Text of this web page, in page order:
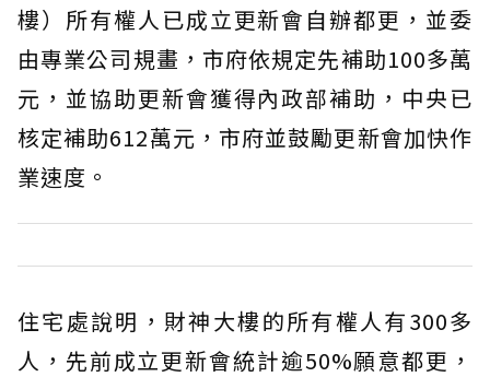
樓）所有權人已成立更新會自辦都更，並委
由專業公司規畫，市府依規定先補助100多萬
元，並協助更新會獲得內政部補助，中央已
核定補助612萬元，市府並鼓勵更新會加快作
業速度。
住宅處說明，財神大樓的所有權人有300多
人，先前成立更新會統計逾50%願意都更，